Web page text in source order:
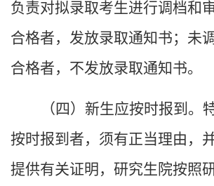
负责对拟录取考生进行调档和
合格者，发放录取通知书；未
合格者，不发放录取通知书。
（四）新生应按时报到。
按时报到者，须有正当理由，
提供有关证明，研究生院按照